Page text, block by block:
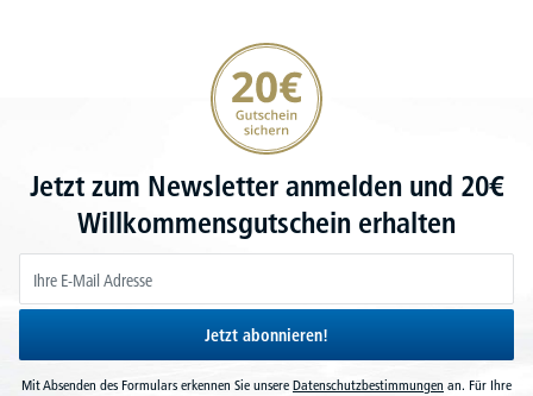
20€ Gutschein sichern
Jetzt zum Newsletter anmelden und 20€
Willkommensgutschein erhalten
Jetzt abonnieren!
Mit Absenden des Formulars erkennen Sie unsere Datenschutzbestimmungen an. Für Ihre